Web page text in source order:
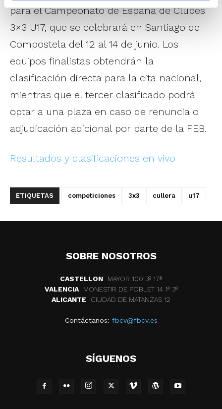
para el Campeonato de España de Clubes
3×3 U17, que se celebrará en Santiago de
Compostela del 12 al 14 de junio. Los
equipos finalistas obtendrán la
clasificación directa para la cita nacional,
mientras que el tercer clasificado podrá
optar a una plaza en caso de renuncia o
adjudicación adicional por parte de la FEB.
Resultados y clasificaciones en vivo
ETIQUETAS competiciones 3x3 cullera u17
SOBRE NOSOTROS
CASTELLON
MAYOR 100 3º 17ª
VALENCIA
MONESTIR DE POBLET 14 1ª 3º
ALICANTE
CIUDAD DE MATANZAS 12
Contáctanos: fbcv@fbcv.es
SÍGUENOS